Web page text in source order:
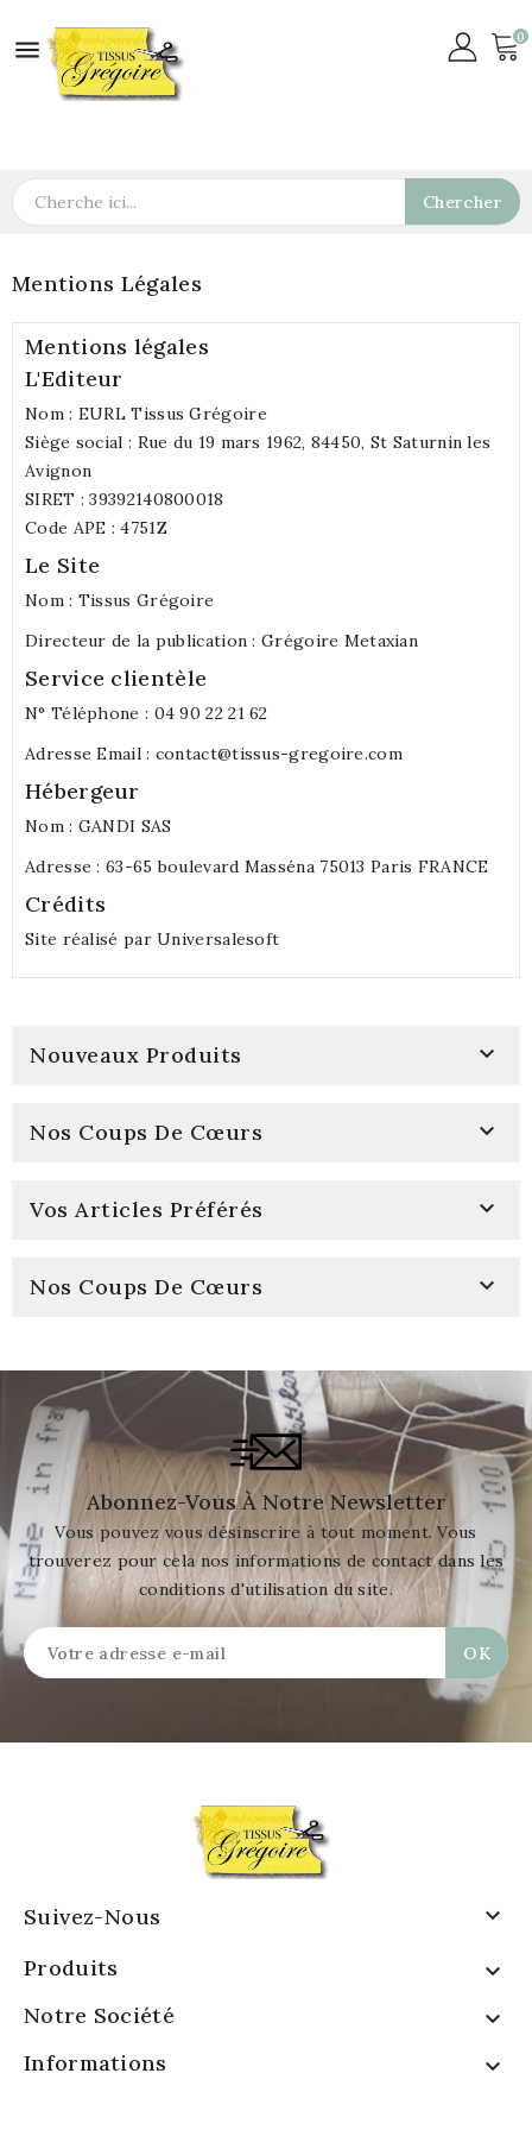
 0
Chercher
Mentions Légales
Mentions légales
L'Editeur
Nom : EURL Tissus Grégoire
Siège social : Rue du 19 mars 1962, 84450, St Saturnin les
Avignon
SIRET : 39392140800018
Code APE : 4751Z
Le Site
Nom : Tissus Grégoire
Directeur de la publication : Grégoire Metaxian
Service clientèle
N° Téléphone : 04 90 22 21 62
Adresse Email : contact@tissus-gregoire.com
Hébergeur
Nom : GANDI SAS
Adresse : 63-65 boulevard Masséna 75013 Paris FRANCE
Crédits
Site réalisé parUniversalesoft
Nouveaux Produits 
Nos Coups De Cœurs 
Vos Articles Préférés 
Nos Coups De Cœurs 
Abonnez-Vous À Notre Newsletter
Vous pouvez vous désinscrire à tout moment. Vous
trouverez pour cela nos informations de contact dans les
conditions d'utilisation du site.
Suivez-Nous 
Produits 
Notre Société 
Informations 